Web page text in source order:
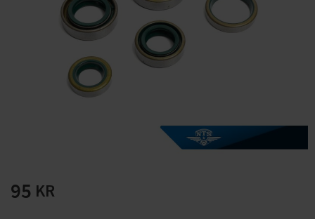
20 KR
KÖP
KR
95 KR